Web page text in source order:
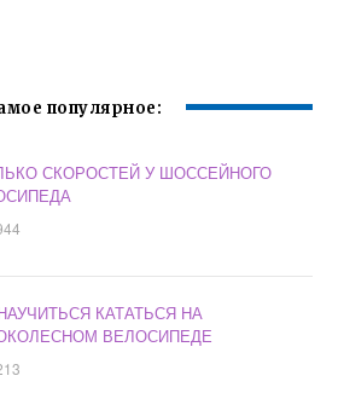
популярное:
СКОРОСТЕЙ У ШОССЕЙНОГО
КАТАТЬСЯ НА
ВЕЛОСИПЕДЕ